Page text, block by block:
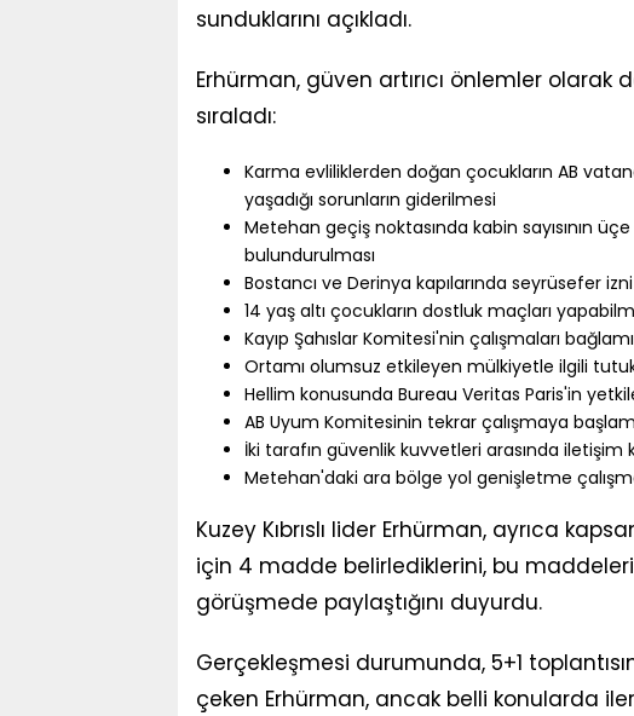
sunduklarını açıkladı.
Erhürman, güven artırıcı önlemler
sıraladı:
Karma evliliklerden doğan çocukların AB
yaşadığı sorunların giderilmesi
Metehan geçiş noktasında kabin sayısının
bulundurulması
Bostancı ve Derinya kapılarında seyrüsefer
14 yaş altı çocukların dostluk maçları
Kayıp Şahıslar Komitesi'nin çalışmaları
Ortamı olumsuz etkileyen mülkiyetle ilgili
Hellim konusunda Bureau Veritas Paris'in
AB Uyum Komitesinin tekrar çalışmaya
İki tarafın güvenlik kuvvetleri arasında iletişim
Metehan'daki ara bölge yol genişletme
Kuzey Kıbrıslı lider Erhürman, ayrıca
için 4 madde belirlediklerini, bu
görüşmede paylaştığını duyurdu.
Gerçekleşmesi durumunda, 5+1
çeken Erhürman, ancak belli konularda